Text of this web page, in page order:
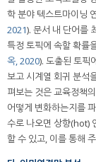
학 분야 텍스트마이닝
2021). 문서 내 단어를
특정 토픽에 속할 확률
옥, 2020). 도출된 토픽
보고 시계열 회귀 분석
펴보는 것은 교육정책
어떻게 변화하는지를
수로 나오면 상향(hot)
할 수 있고, 이를 통해